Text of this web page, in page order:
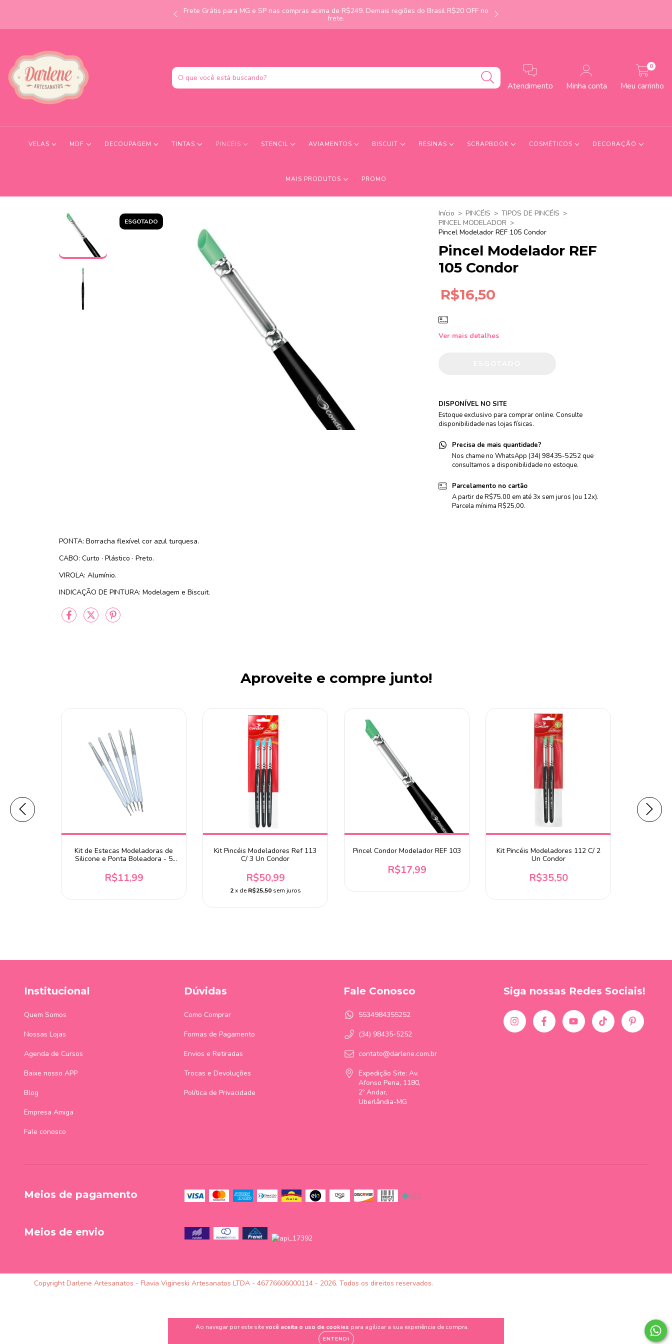
Frete Grátis para MG e SP nas compras acima de R$249. Demais regiões do Brasil R$20 OFF no
frete.
Atendimento Minha conta Meu carrinho
0
VELAS MDF DECOUPAGEM TINTAS PINCÉIS STENCIL AVIAMENTOS BISCUIT RESINAS SCRAPBOOK COSMÉTICOS DECORAÇÃO
MAIS PRODUTOS PROMO
Ao navegar por este sitevocê aceita o uso de cookies para agilizar a sua experiência de compra.
ENTENDI
ESGOTADO
PONTA: Borracha flexível cor azul turquesa.
CABO: Curto · Plástico · Preto.
VIROLA: Alumínio.
INDICAÇÃO DE PINTURA: Modelagem e Biscuit.
Início > PINCÉIS > TIPOS DE PINCÉIS >
PINCEL MODELADOR >
Pincel Modelador REF 105 Condor
Pincel Modelador REF
105 Condor
R$16,50
Ver mais detalhes
DISPONÍVEL NO SITE
Estoque exclusivo para comprar online. Consulte
disponibilidade nas lojas físicas.
Precisa de mais quantidade?
Nos chame no WhatsApp (34) 98435-5252 que
consultamos a disponibilidade no estoque.
Parcelamento no cartão
A partir de R$75.00 em até 3x sem juros (ou 12x).
Parcela mínima R$25,00.
Aproveite e compre junto!
Kit de Estecas Modeladoras de
Silicone e Ponta Boleadora - 5
R$11,99
Kit Pincéis Modeladores Ref 113
C/ 3 Un Condor
R$50,99
2 x deR$25,50 sem juros
Pincel Condor Modelador REF 103
R$17,99
Kit Pincéis Modeladores 112 C/ 2
Un Condor
R$35,50
Institucional
Quem Somos
Nossas Lojas
Agenda de Cursos
Baixe nosso APP
Blog
Empresa Amiga
Fale conosco
Dúvidas
Como Comprar
Formas de Pagamento
Envios e Retiradas
Trocas e Devoluções
Política de Privacidade
Fale Conosco
5534984355252
(34) 98435-5252
contato@darlene.com.br
Expedição Site: Av.
Afonso Pena, 1180,
2º Andar,
Uberlândia-MG
Siga nossas Redes Sociais!
Meios de pagamento
Meios de envio
Copyright Darlene Artesanatos - Flavia Vigineski Artesanatos LTDA - 46776606000114 - 2026. Todos os direitos reservados.